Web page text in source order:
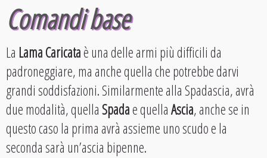
Comandi base
La Lama Caricataè una delle armi più difficili da
padroneggiare, ma anche quella che potrebbe darvi
grandi soddisfazioni. Similarmente alla Spadascia, avrà
due modalità, quellaSpadae quellaAscia, anche se in
questo caso la prima avrà assieme uno scudo e la
seconda sarà un’ascia bipenne.